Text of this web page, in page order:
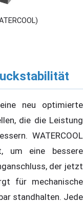
neu optimierte
die die Leistung
WATERCOOL
um eine bessere
der jetzt
für mechanische
standhalten. Jede